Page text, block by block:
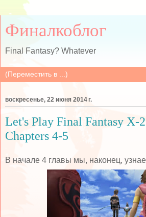
Финалкоблог
Final Fantasy? Whatever
воскресенье, 22 июня 2014 г.
Let's Play Final Fantasy X-
Chapters 4-5
В начале 4 главы мы, наконец,